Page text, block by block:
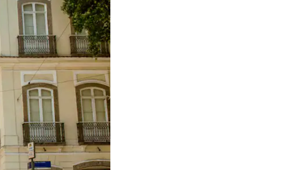
eller svepa.